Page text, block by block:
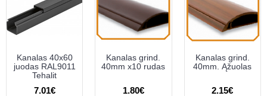
Kanalas 40x60
juodas RAL9011
Tehalit
7.01€
Kanalas grind.
40mm x10 rudas
1.80€
Kanalas grind.
40mm. Ąžuolas
2.15€